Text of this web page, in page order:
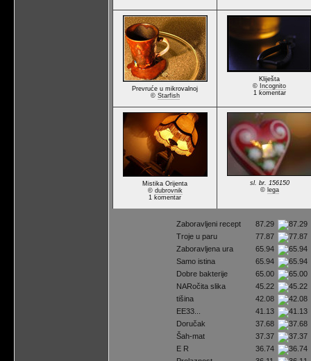
Prevruće u mikrovalnoj
© Starfish
Kliješta
© Incognito
1 komentar
Mistika Orijenta
© dubrovnik
1 komentar
sl. br. 156150
© lega
Zaboravljeni recept
87.29
Troje u paru
77.87
Zaboravljena ura
65.94
Samo istina
65.94
Dobre bakterije
65.00
NARočita slika
45.22
tišina
42.08
EE33...
41.13
Doručak
37.68
Šah-mat
37.37
E R
36.74